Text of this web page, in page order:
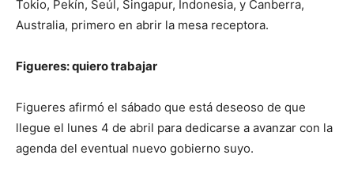
Tokio, Pekín, Seúl, Singapur, Indonesia, y Canberra,
Australia, primero en abrir la mesa receptora.
Figueres: quiero trabajar
Figueres afirmó el sábado que está deseoso de que
llegue el lunes 4 de abril para dedicarse a avanzar con la
agenda del eventual nuevo gobierno suyo.